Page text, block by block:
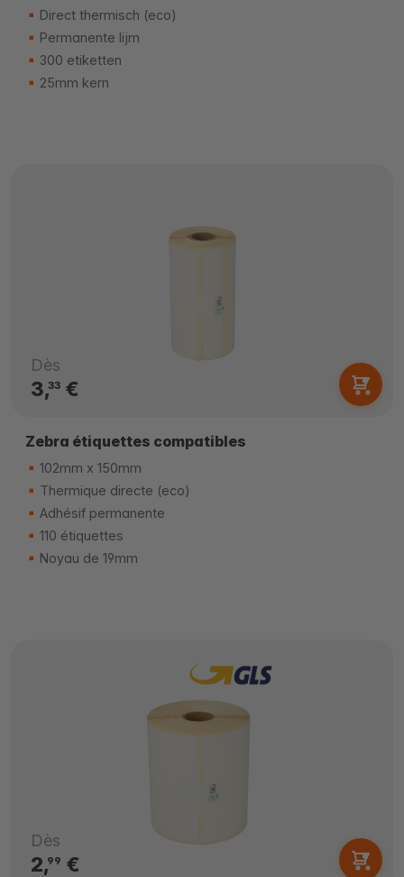
Direct thermisch (eco)
Permanente lijm
300 etiketten
25mm kern
Dès
3,33€
Zebra étiquettes compatibles
102mm x 150mm
Thermique directe (eco)
Adhésif permanente
110 étiquettes
Noyau de 19mm
Dès
2,99 €